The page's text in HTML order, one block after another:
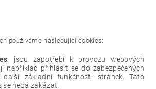
používáme následující cookies:
: jsou zapotřebí k provozu webových
například přihlásit se do zabezpečených
základní funkčnosti stránek. Tato
se nedá zakázat.